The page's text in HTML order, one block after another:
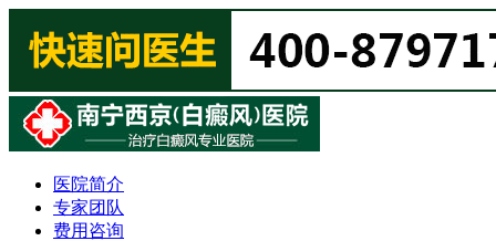
医院简介
专家团队
费用咨询